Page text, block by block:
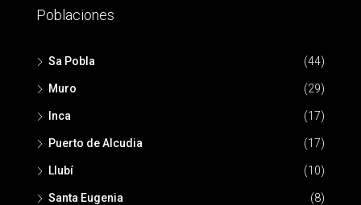
Poblaciones
Sa Pobla (44)
Muro (29)
Inca (17)
Puerto de Alcudia (17)
Llubí (10)
Santa Eugenia (8)